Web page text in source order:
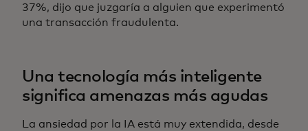
37%, dijo que juzgaría a alguien que experimentó
una transacción fraudulenta.
Una tecnología más inteligente
significa amenazas más agudas
La ansiedad por la IA está muy extendida, desde